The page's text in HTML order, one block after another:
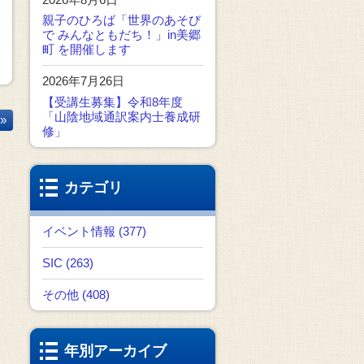
親子のひろば「世界のあそび
で みんなともだち！」in美郷
町 を開催します
2026年7月26日
【受講生募集】令和8年度
「山陰地域通訳案内士養成研
修」
カテゴリ
イベント情報 (377)
SIC (263)
その他 (408)
年別アーカイブ